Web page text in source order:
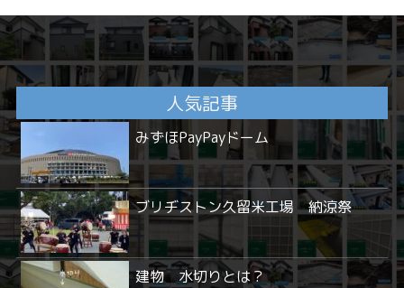
人気記事
みずほPayPayドーム
ブリヂストン久留米工場 納涼祭
建物 水切りとは？